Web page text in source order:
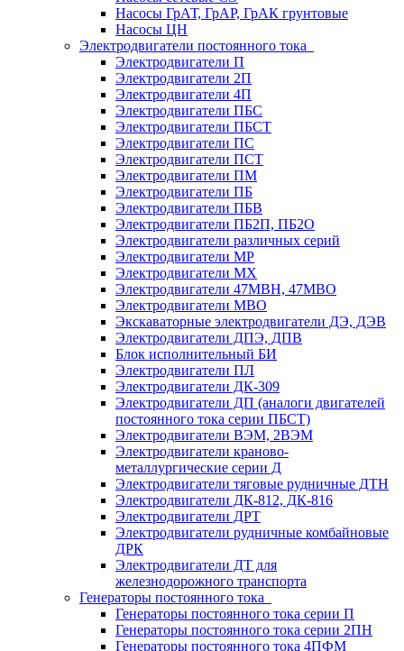
Насосы ГрАТ, ГрАР, ГрАК грунтовые
Насосы ЦН
Электродвигатели постоянного тока
Электродвигатели П
Электродвигатели 2П
Электродвигатели 4П
Электродвигатели ПБС
Электродвигатели ПБСТ
Электродвигатели ПС
Электродвигатели ПСТ
Электродвигатели ПМ
Электродвигатели ПБ
Электродвигатели ПБВ
Электродвигатели ПБ2П, ПБ2О
Электродвигатели различных серий
Электродвигатели МР
Электродвигатели MX
Электродвигатели 47MBH, 47МВО
Электродвигатели MBO
Экскаваторные электродвигатели ДЭ, ДЭВ
Электродвигатели ДПЭ, ДПВ
Блок исполнительный БИ
Электродвигатели ПЛ
Электродвигатели ДК-309
Электродвигатели ДП (аналоги двигателей
постоянного тока серии ПБСТ)
Электродвигатели ВЭМ, 2ВЭМ
Электродвигатели краново-
металлургические серии Д
Электродвигатели тяговые рудничные ДТН
Электродвигатели ДК-812, ДК-816
Электродвигатели ДРТ
Электродвигатели рудничные комбайновые
ДРК
Электродвигатели ДТ для
железнодорожного транспорта
Генераторы постоянного тока
Генераторы постоянного тока серии П
Генераторы постоянного тока серии 2ПН
Генераторы постоянного тока 4ПФМ